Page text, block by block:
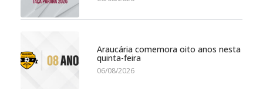
Araucária comemora oito anos nesta
quinta-feira
06/08/2026